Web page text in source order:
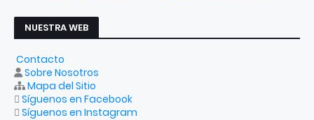
NUESTRA WEB
Contacto
Sobre Nosotros
Mapa del Sitio
Síguenos en Facebook
Síguenos en Instagram